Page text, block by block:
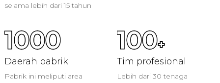
selama lebih dari 15 tahun
1000
Daerah pabrik
Pabrik ini meliputi area
100+
Tim profesional
Lebih dari 30 tenaga